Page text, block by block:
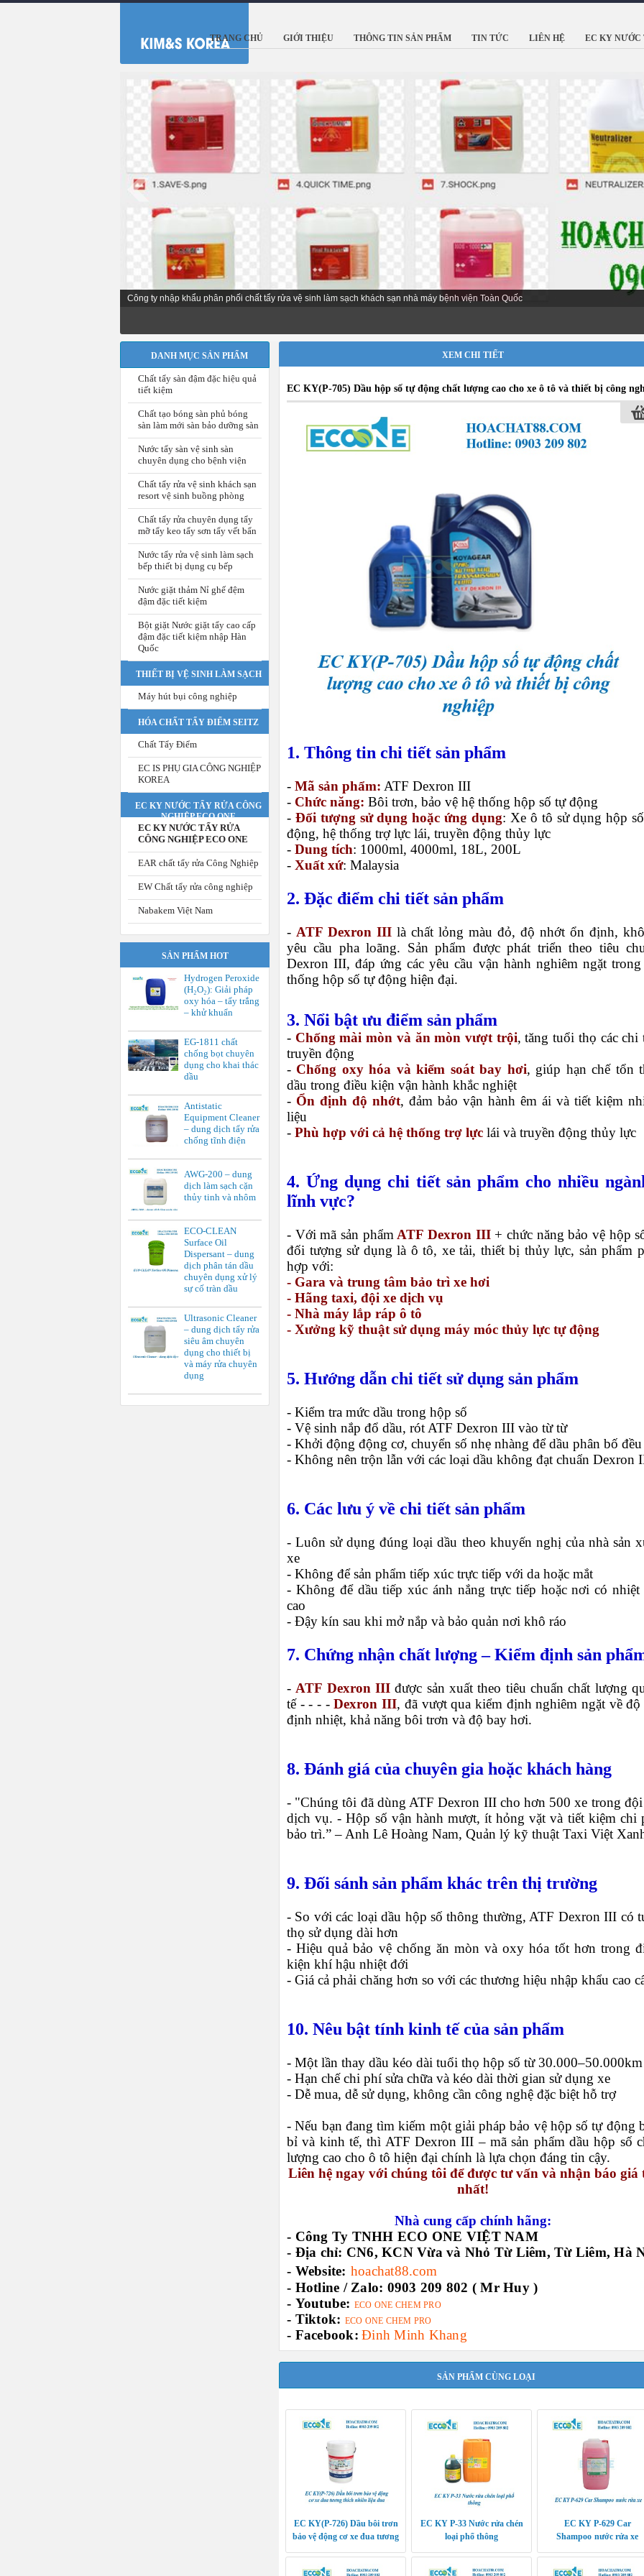
TRANG CHỦ GIỚI THIỆU THÔNG TIN SẢN PHẨM TIN TỨC LIÊN HỆ EC KY NƯỚC
Nhà sản xuất chất vệ sinh làm sạch số hàng đầu Hàn Quốc với hơn 45 Năm kinh nghiệm
DANH MỤC SẢN PHẨM
Chất tẩy sàn đậm đặc hiệu quả
tiết kiệm
Chất tạo bóng sàn phủ bóng
sàn làm mới sàn bảo dưỡng sàn
Nước tẩy sàn vệ sinh sàn
chuyên dụng cho bệnh viện
Chất tẩy rửa vệ sinh khách sạn
resort vệ sinh buồng phòng
Chất tẩy rửa chuyên dụng tẩy
mỡ tẩy keo tẩy sơn tẩy vết bẩn
Nước tẩy rửa vệ sinh làm sạch
bếp thiết bị dụng cụ bếp
Nước giặt thảm Nỉ ghế đệm
đậm đặc tiết kiệm
Bột giặt Nước giặt tẩy cao cấp
đậm đặc tiết kiệm nhập Hàn
Quốc
THIẾT BỊ VỆ SINH LÀM SẠCH
Máy hút bụi công nghiệp
HÓA CHẤT TẨY ĐIỂM SEITZ
Chất Tẩy Điểm
EC IS PHỤ GIA CÔNG NGHIỆP
KOREA
EC KY NƯỚC TẨY RỬA CÔNG
NGHIỆP ECO ONE
EC KY NƯỚC TẨY RỬA
CÔNG NGHIỆP ECO ONE
EAR chất tẩy rửa Công Nghiệp
EW Chất tẩy rửa công nghiệp
Nabakem Việt Nam
SẢN PHẨM HOT
Hydrogen Peroxide
(H₂O₂): Giải pháp
oxy hóa – tẩy trắng
– khử khuẩn
EG-1811 chất
chống bọt chuyên
dụng cho khai thác
dầu
Antistatic
Equipment Cleaner
– dung dịch tẩy rửa
chống tĩnh điện
AWG-200 – dung
dịch làm sạch cặn
thủy tinh và nhôm
ECO-CLEAN
Surface Oil
Dispersant – dung
dịch phân tán dầu
chuyên dụng xử lý
sự cố tràn dầu
Ultrasonic Cleaner
– dung dịch tẩy rửa
siêu âm chuyên
dụng cho thiết bị
và máy rửa chuyên
dụng
XEM CHI TIẾT
EC KY(P-705) Dầu hộp số tự động chất lượng cao cho xe ô tô và thiết bị công
1. Thông tin chi tiết sản phẩm
- Mã sản phẩm: ATF Dexron III
- Chức năng: Bôi trơn, bảo vệ hệ thống hộp số tự động
- Đối tượng sử dụng hoặc ứng dụng: Xe ô tô sử dụng hộp
động, hệ thống trợ lực lái, truyền động thủy lực
- Dung tích: 1000ml, 4000ml, 18L, 200L
- Xuất xứ: Malaysia
2. Đặc điểm chi tiết sản phẩm
- ATF Dexron III là chất lỏng màu đỏ, độ nhớt ổn định,
yêu cầu pha loãng. Sản phẩm được phát triển theo tiêu
Dexron III, đáp ứng các yêu cầu vận hành nghiêm ngặt trong
thống hộp số tự động hiện đại.
3. Nổi bật ưu điểm sản phẩm
- Chống mài mòn và ăn mòn vượt trội, tăng tuổi thọ các chi
truyền động
- Chống oxy hóa và kiểm soát bay hơi, giúp hạn chế tổn
dầu trong điều kiện vận hành khắc nghiệt
- Ổn định độ nhớt, đảm bảo vận hành êm ái và tiết kiệm
liệu
- Phù hợp với cả hệ thống trợ lực lái và truyền động thủy lực
4. Ứng dụng chi tiết sản phẩm cho nhiều
lĩnh vực?
- Với mã sản phẩmATF Dexron III+ chức năng bảo vệ hộp
đối tượng sử dụng là ô tô, xe tải, thiết bị thủy lực, sản phẩm
hợp với:
- Gara và trung tâm bảo trì xe hơi
- Hãng taxi, đội xe dịch vụ
- Nhà máy lắp ráp ô tô
- Xưởng kỹ thuật sử dụng máy móc thủy lực tự động
5. Hướng dẫn chi tiết sử dụng sản phẩm
- Kiểm tra mức dầu trong hộp số
- Vệ sinh nắp đổ dầu, rót ATF Dexron III vào từ từ
- Khởi động động cơ, chuyển số nhẹ nhàng để dầu phân bố đều
- Không nên trộn lẫn với các loại dầu không đạt chuẩn Dexron
6. Các lưu ý về chi tiết sản phẩm
- Luôn sử dụng đúng loại dầu theo khuyến nghị của nhà sản
xe
- Không để sản phẩm tiếp xúc trực tiếp với da hoặc mắt
- Không để dầu tiếp xúc ánh nắng trực tiếp hoặc nơi có nhiệt
cao
- Đậy kín sau khi mở nắp và bảo quản nơi khô ráo
7. Chứng nhận chất lượng – Kiểm định sản
-ATF Dexron IIIđược sản xuất theo tiêu chuẩn chất lượng
tế - - - -Dexron III, đã vượt qua kiểm định nghiêm ngặt về độ
định nhiệt, khả năng bôi trơn và độ bay hơi.
8. Đánh giá của chuyên gia hoặc khách hàng
- "Chúng tôi đã dùng ATF Dexron III cho hơn 500 xe trong
dịch vụ. - Hộp số vận hành mượt, ít hỏng vặt và tiết kiệm chi
bảo trì.” – Anh Lê Hoàng Nam, Quản lý kỹ thuật Taxi Việt
9. Đối sánh sản phẩm khác trên thị trường
- So với các loại dầu hộp số thông thường, ATF Dexron III có
thọ sử dụng dài hơn
- Hiệu quả bảo vệ chống ăn mòn và oxy hóa tốt hơn trong
kiện khí hậu nhiệt đới
- Giá cả phải chăng hơn so với các thương hiệu nhập khẩu cao
10. Nêu bật tính kinh tế của sản phẩm
- Một lần thay dầu kéo dài tuổi thọ hộp số từ 30.000–50.000km
- Hạn chế chi phí sửa chữa và kéo dài thời gian sử dụng xe
- Dễ mua, dễ sử dụng, không cần công nghệ đặc biệt hỗ trợ
- Nếu bạn đang tìm kiếm một giải pháp bảo vệ hộp số tự động
bỉ và kinh tế, thì ATF Dexron III – mã sản phẩm dầu hộp số
lượng cao cho ô tô hiện đại chính là lựa chọn đáng tin cậy.
Liên hệ ngay với chúng tôi để được tư vấn và nhận báo giá
nhất!
Nhà cung cấp chính hãng:
- Công Ty TNHH ECO ONE VIỆT NAM
- Địa chỉ: CN6, KCN Vừa và Nhỏ Từ Liêm, Từ Liêm, Hà
- Website: hoachat88.com
- Hotline / Zalo: 0903 209 802 ( Mr Huy )
- Youtube: ECO ONE CHEM PRO
- Tiktok: ECO ONE CHEM PRO
- Facebook: Đinh Minh Khang
SẢN PHẨM CÙNG LOẠI
EC KY(P-726) Dầu bôi trơn
bảo vệ động cơ xe đua tương
EC KY P-33 Nước rửa chén
loại phổ thông
EC KY P-629 Car
Shampoo nước rửa xe